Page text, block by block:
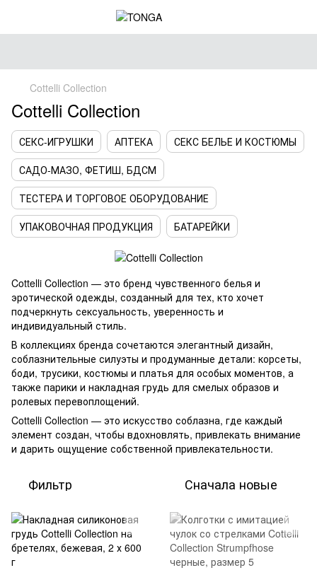
Cottelli Collection
Cottelli Collection
СЕКС-ИГРУШКИ АПТЕКА
СЕКС БЕЛЬЕ И КОСТЮМЫ
САДО-МАЗО, ФЕТИШ, БДСМ
ТЕСТЕРА И ТОРГОВОЕ ОБОРУДОВАНИЕ
УПАКОВОЧНАЯ ПРОДУКЦИЯ
БАТАРЕЙКИ
Cottelli Collection — это бренд чувственного белья и
эротической одежды, созданный для тех, кто хочет
подчеркнуть сексуальность, уверенность и
индивидуальный стиль.
В коллекциях бренда сочетаются элегантный дизайн,
соблазнительные силуэты и продуманные детали: корсеты,
боди, трусики, костюмы и платья для особых моментов, а
также парики и накладная грудь для смелых образов и
ролевых перевоплощений.
Cottelli Collection — это искусство соблазна, где каждый
элемент создан, чтобы вдохновлять, привлекать внимание
и дарить ощущение собственной привлекательности.
Фильтр Сначала новые